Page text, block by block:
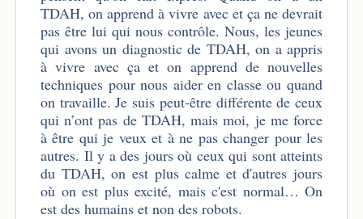
TDAH, on apprend à vivre avec et ça ne devrait
pas être lui qui nous contrôle. Nous, les jeunes
qui avons un diagnostic de TDAH, on a appris
à vivre avec ça et on apprend de nouvelles
techniques pour nous aider en classe ou quand
on travaille. Je suis peut-être différente de ceux
qui n’ont pas de TDAH, mais moi, je me force
à être qui je veux et à ne pas changer pour les
autres. Il y a des jours où ceux qui sont atteints
du TDAH, on est plus calme et d'autres jours
où on est plus excité, mais c'est normal… On
est des humains et non des robots.